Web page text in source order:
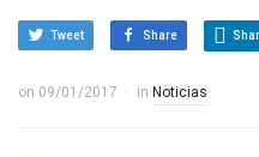
Tweet Share
on 09/01/2017 in Noticias